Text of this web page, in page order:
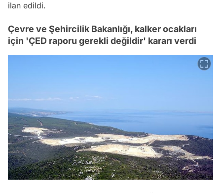
ilan edildi.
Çevre ve Şehircilik Bakanlığı, kalker ocakları
için 'ÇED raporu gerekli değildir' kararı verdi